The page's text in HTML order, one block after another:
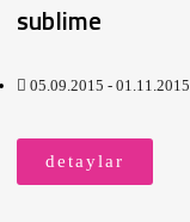
sublime
05.09.2015 - 01.11.2015
detaylar